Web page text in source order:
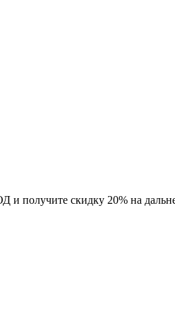
и получите скидку 20% на